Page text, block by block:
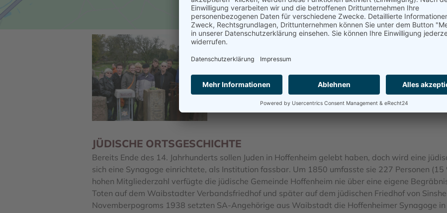
powered byUsercentrics Consent Management Platform
&eRecht24
JÜDISCHE ORTSGESCHICHTE
Bereits Ende des 14. Jahrhunderts sollen Juden in Hoffenheim gelebt haben, doch wird eine
sich eine Synagoge einrichtete, als Institution fassbar. Um 1850 umfasste sie 227 Personen
hohen Mitgliederzahl verfügte die jüdische Gemeinde Hoffenheim nie über eine eigene
Toten auf dem Waibstadter Verbandsfriedhof und später auf dem jüdischen Friedhof von
Novemberpogroms 1938 setzten SA-Angehörige aus Waibstadt die Hoffenheimer Synagoge